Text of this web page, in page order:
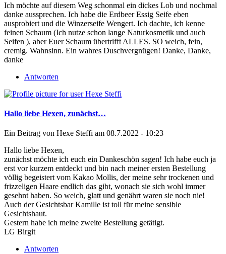
Ich möchte auf diesem Weg schonmal ein dickes Lob und nochmal
danke aussprechen. Ich habe die Erdbeer Essig Seife eben
ausprobiert und die Winzerseife Wengert. Ich dachte, ich kenne
feinen Schaum (Ich nutze schon lange Naturkosmetik und auch
Seifen ), aber Euer Schaum übertrifft ALLES. SO weich, fein,
cremig. Wahnsinn. Ein wahres Duschvergnügen! Danke, Danke,
danke
Antworten
Hallo liebe Hexen, zunächst…
Ein Beitrag von Hexe Steffi am 08.7.2022 - 10:23
Hallo liebe Hexen,
zunächst möchte ich euch ein Dankeschön sagen! Ich habe euch ja
erst vor kurzem entdeckt und bin nach meiner ersten Bestellung
völlig begeistert vom Kakao Mollis, der meine sehr trockenen und
frizzeligen Haare endlich das gibt, wonach sie sich wohl immer
gesehnt haben. So weich, glatt und genährt waren sie noch nie!
Auch der Gesichtsbar Kamille ist toll für meine sensible
Gesichtshaut.
Gestern habe ich meine zweite Bestellung getätigt.
LG Birgit
Antworten